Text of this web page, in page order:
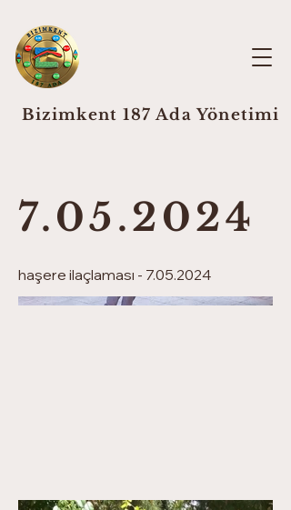
Bizimkent 187 Ada Yönetimi
7.05.2024
haşere ilaçlaması - 7.05.2024